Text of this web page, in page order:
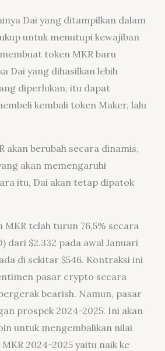
Dai yang ditampilkan dalam
untuk menutupi kewajiban
token MKR baru
Dai yang dihasilkan lebih
diperlukan, itu dapat
kembali token Maker, lalu
akan berubah secara dinamis,
akan memengaruhi
itu, Dai akan tetap dipatok
MKR telah turun 76,5% secara
dari $2.332 pada awal Januari
di sekitar $546. Kontraksi ini
pasar crypto secara
bearish. Namun, pasar
prospek 2024-2025. Ini akan
untuk mengembalikan nilai
2024-2025 yaitu naik ke